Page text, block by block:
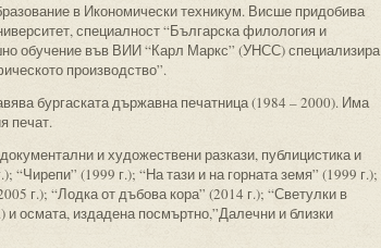
в Икономически техникум. Висше придобива
специалност “Българска филология и
обучение във ВИИ “Карл Маркс” (УНСС) специализира
производство”.
бургаската държавна печатница (1984 – 2000). Има
печат.
и художествени разкази, публицистика и
“Чирепи” (1999 г.); “На тази и на горната земя” (1999 г.);
г.); “Лодка от дъбова кора” (2014 г.); “Светулки в
и осмата, издадена посмъртно,”Далечни и близки